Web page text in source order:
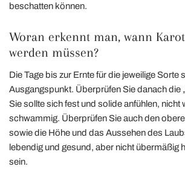
beschatten können.
Woran erkennt man, wann
werden müssen?
Die Tage bis zur Ernte für die jeweilige Sorte
Ausgangspunkt. Überprüfen Sie danach die
Sie sollte sich fest und solide anfühlen, nicht
schwammig. Überprüfen Sie auch den
sowie die Höhe und das Aussehen des
lebendig und gesund, aber nicht übermäßig
sein.